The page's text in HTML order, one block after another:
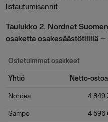
listautumisannit
Taulukko 2. Nordnet
osaketta osakesäästötilillä
Ostetuimmat osakkeet
Yhtiö Netto-
Nordea 4 849
Sampo 4 596